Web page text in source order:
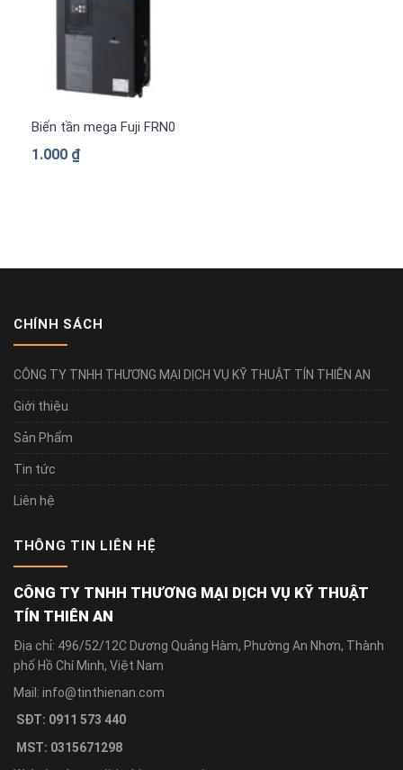
Biến tần mega Fuji FRN0840G2S-4G 3 pha 380 V
1.000 ₫
CHÍNH SÁCH
CÔNG TY TNHH THƯƠNG MẠI DỊCH VỤ KỸ THUẬT TÍN THIÊN AN
Giới thiệu
Sản Phẩm
Tin tức
Liên hệ
THÔNG TIN LIÊN HỆ
CÔNG TY TNHH THƯƠNG MẠI DỊCH VỤ KỸ THUẬT
TÍN THIÊN AN
Địa chỉ: 496/52/12C Dương Quảng Hàm, Phường An Nhơn, Thành
phố Hồ Chí Minh, Việt Nam
Mail: info@tinthienan.com
SĐT: 0911 573 440
MST: 0315671298